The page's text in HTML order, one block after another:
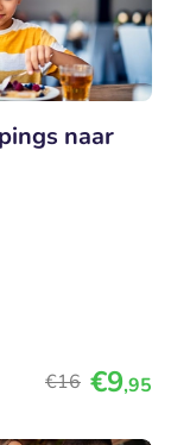
naar
€16 €9,95